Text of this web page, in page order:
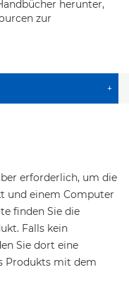
herunter,
zur
+
erforderlich, um die
und einem Computer
finden Sie die
Falls kein
Sie dort eine
Produkts mit dem